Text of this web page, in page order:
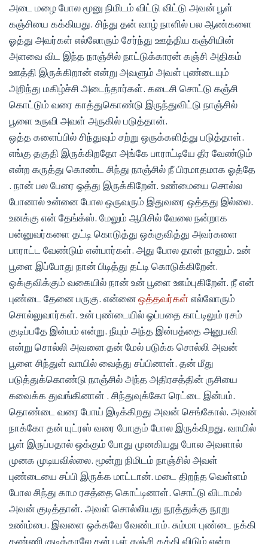
அடை மழை போல மூனு நிமிடம் விட்டு விட்டு அவன் பூள்
கஞ்சியை கக்கியது. சிந்து தன் வாழ் நாளில் பல ஆண்களை
ஓத்து அவர்கள் எல்லோரும் சேர்ந்து ஊத்திய கஞ்சியின்
அளவை விட இந்த நாஞ்சில் நாட்டுக்காரன் கஞ்சி அதிகம்
ஊத்தி இருக்கிறான் என்று அவளும் அவள் புண்டையும்
அறிந்து மகிழ்ச்சி அடைந்தார்கள். கடைசி சொட்டு கஞ்சி
கொட்டும் வரை காத்துகொண்டு இருந்துவிட்டு நாஞ்சில்
பூளை உருவி அவள் அருகில் படுத்தான்.
ஒத்த களைப்பில் சிந்துவும் சற்று ஒருக்களித்து படுத்தாள்.
எங்கு தகுதி இருக்கிறதோ அங்கே பாராட்டியே தீர வேண்டும்
என்ற கருத்து கொண்ட சிந்து நாஞ்சில் நீ பிரமாதமாக ஓத்தே
. நான் பல பேரை ஓத்து இருக்கிறேன். உண்மையை சொல்ல
போனால் உன்னை போல ஒருவரும் இதுவரை ஒத்தது இல்லை.
உனக்கு என் தேங்க்ஸ். மேலும் ஆபிசில் வேலை நன்றாக
பன்னுவர்களை தட்டி கொடுத்து ஒக்குவித்து அவர்களை
பாராட்ட வேண்டும் என்பார்கள். அது போல தான் நானும். உன்
பூளை இப்போது நான் பிடித்து தட்டி கொடுக்கிறேன்.
ஒக்குவிக்கும் வகையில் நான் உன் பூளை ஊம்புகிறேன். நீ என்
புண்டை தேனை பருகு. என்னைஒத்தவர்கள் எல்லோரும்
சொல்லுவார்கள். உன் புண்டையில் ஓப்பதை காட்டிலும் ரசம்
குடிப்பதே இன்பம் என்று. நீயும் அந்த இன்பத்தை அனுபவி
என்று சொல்லி அவனை தன் மேல் படுக்க சொல்லி அவன்
பூளை சிந்துள் வாயில் வைத்து சப்பினாள். தன் மீது
படுத்துக்கொண்டு நாஞ்சில் அந்த அதிரசத்தின் ருசியை
சுவைக்க துவங்கினான் . சிந்துவுக்கோ ரெட்டை இன்பம்.
தொண்டை வரை போய் இடிக்கிறது அவன் செங்கோல். அவன்
நாக்கோ தன் யுட்ரஸ் வரை போகும் போல இருக்கிறது. வாயில்
பூள் இருப்பதால் ஒக்கும் போது முனகியது போல அவளால்
முனக முடியவில்லை. மூன்று நிமிடம் நாஞ்சில் அவள்
புண்டையை சப்பி இருக்க மாட்டான். மடை திறந்த வெள்ளம்
போல சிந்து காம ரசத்தை கொட்டினாள். சொட்டு விடாமல்
அவன் குடித்தான். அவள் சொல்லியது நூத்துக்கு நூறு
உண்ம்பை. இவளை ஒக்கவே வேண்டாம். சும்மா புண்டை நக்கி
தண்ணி குடித்தாலே தன் பூள் கஞ்சி கக்கி விடும் என்ற